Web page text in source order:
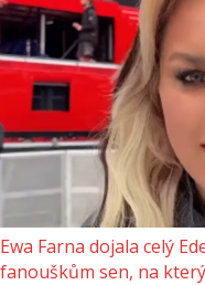
Ewa Farna dojala celý
fanouškům sen, na